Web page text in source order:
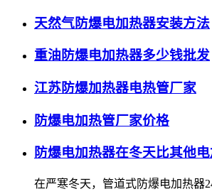
天然气防爆电加热器安装方法
重油防爆电加热器多少钱批发
江苏防爆加热器电热管厂家
防爆电加热管厂家价格
防爆电加热器在冬天比其他
在严寒冬天，管道式防爆电加热器